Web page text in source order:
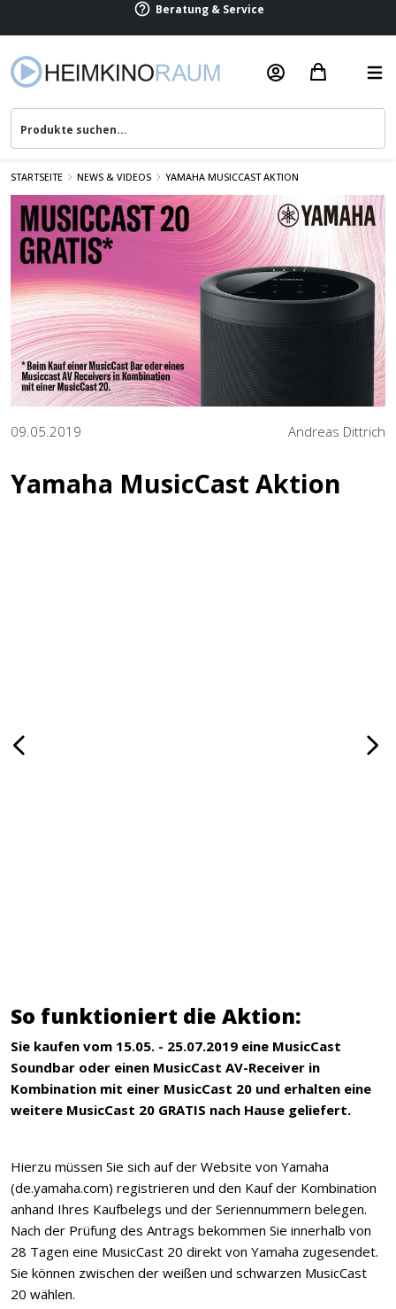
Beratung & Service
STARTSEITE NEWS & VIDEOS YAMAHA MUSICCAST AKTION
09.05.2019 Andreas Dittrich
Yamaha MusicCast Aktion
So funktioniert die Aktion:
Sie kaufen vom 15.05. - 25.07.2019 eine MusicCast
Soundbar oder einen MusicCast AV-Receiver in
Kombination mit einer MusicCast 20 und erhalten eine
weitere MusicCast 20 GRATIS nach Hause geliefert.
Hierzu müssen Sie sich auf der Website von Yamaha
(de.yamaha.com) registrieren und den Kauf der Kombination
anhand Ihres Kaufbelegs und der Seriennummern belegen.
Nach der Prüfung des Antrags bekommen Sie innerhalb von
28 Tagen eine MusicCast 20 direkt von Yamaha zugesendet.
Sie können zwischen der weißen und schwarzen MusicCast
20 wählen.